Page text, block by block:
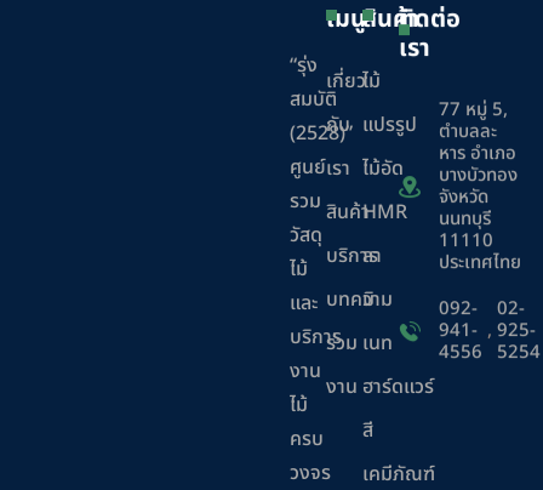
“รุ่ง
สมบัติ
(2528)”
ศูนย์
รวม
วัสดุ
ไม้
และ
บริการ
งาน
ไม้
ครบ
วงจร
เมนู
เกี่ยว
กับ
เรา
สินค้า
บริการ
บทความ
ร่วม
งาน
สินค้า
ไม้
แปรรูป
ไม้อัด
HMR
ลา
มิ
เนท
ฮาร์ดแวร์
สี
เคมีภัณฑ์
ติดต่อ
เรา
77 หมู่ 5,
ตำบลละ
หาร อำเภอ
บางบัวทอง
จังหวัด
นนทบุรี
11110
ประเทศไทย
092-
941-
4556
,
02-
925-
5254